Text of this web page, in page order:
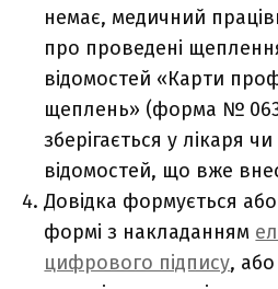
немає, медичний
про проведені
відомостей «Карти
щеплень» (форма №
зберігається у лікаря
відомостей, що вже
Довідка формується
формі з накладанням
цифрового підпису,